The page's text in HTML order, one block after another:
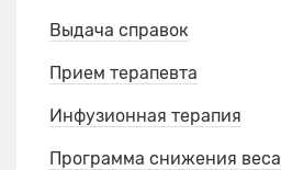
Выдача справок
Прием терапевта
Инфузионная терапия
Программа снижения веса